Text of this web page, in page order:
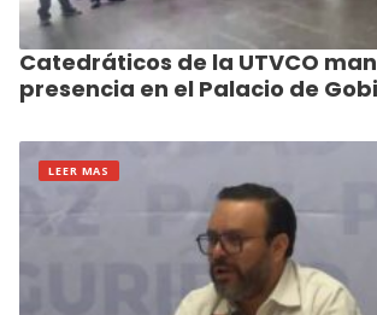
Catedráticos de la UTVCO
presencia en el Palacio de
LEER MAS